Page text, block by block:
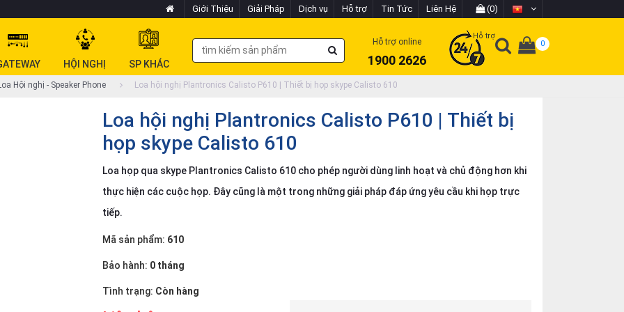
Giới Thiệu Giải Pháp Dịch vụ Hỗ trợ Tin Tức Liên Hệ (0)
HỘI NGHỊ SP KHÁC
Hỗ trợ online
1900 2626
Hỗ trợ
0
Hội nghị - Speaker Phone Loa hội nghị Plantronics Calisto P610 | Thiết bị họp skype Calisto 610
Loa hội nghị Plantronics Calisto P610 | Thiết bị
họp skype Calisto 610
Loa họp qua skype Plantronics Calisto 610 cho phép người dùng linh hoạt và chủ động hơn khi
thực hiện các cuộc họp. Đây cũng là một trong những giải pháp đáp ứng yêu cầu khi họp trực
tiếp.
Mã sản phẩm: 610
Bảo hành: 0 tháng
Tình trạng: Còn hàng